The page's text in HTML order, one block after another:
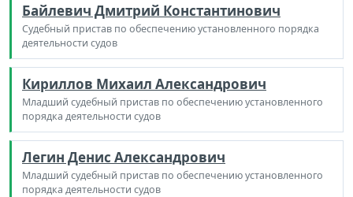
Байлевич Дмитрий Константинович
Судебный пристав по обеспечению установленного порядка
деятельности судов
Кириллов Михаил Александрович
Младший судебный пристав по обеспечению установленного
порядка деятельности судов
Легин Денис Александрович
Младший судебный пристав по обеспечению установленного
порядка деятельности судов